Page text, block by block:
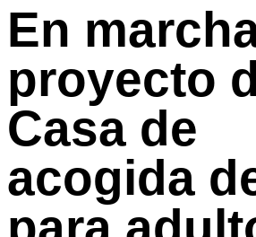
En
proyecto
Casa de
acogida